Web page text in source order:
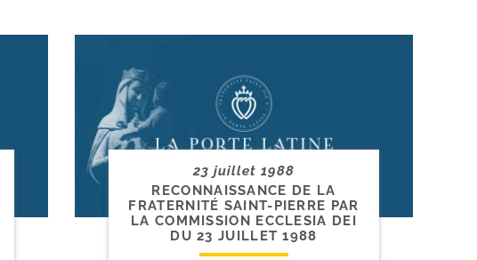
23 juillet 1988
RECONNAISSANCE DE LA
FRATERNITÉ SAINT-​PIERRE PAR
LA COMMISSION ECCLESIA DEI
DU 23 JUILLET 1988